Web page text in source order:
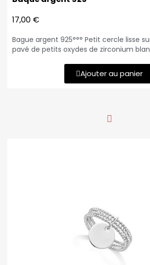
17,00 €
Bague argent 925°°° Petit cercle lisse
pavé de petits oxydes de zirconium
Ajouter au panier